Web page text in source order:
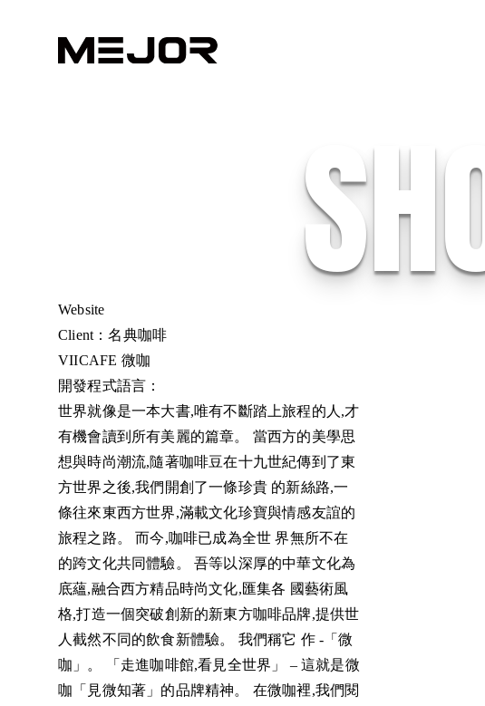
Website
Client：名典咖啡
VIICAFE 微咖
開發程式語言：
世界就像是一本大書,唯有不斷踏上旅程的人,才
有機會讀到所有美麗的篇章。 當西方的美學思
想與時尚潮流,隨著咖啡豆在十九世紀傳到了東
方世界之後,我們開創了一條珍貴 的新絲路,一
條往來東西方世界,滿載文化珍寶與情感友誼的
旅程之路。 而今,咖啡已成為全世 界無所不在
的跨文化共同體驗。 吾等以深厚的中華文化為
底蘊,融合西方精品時尚文化,匯集各 國藝術風
格,打造一個突破創新的新東方咖啡品牌,提供世
人截然不同的飲食新體驗。 我們稱它 作 -「微
咖」。 「走進咖啡館,看見全世界」 – 這就是微
咖「見微知著」的品牌精神。 在微咖裡,我們閱